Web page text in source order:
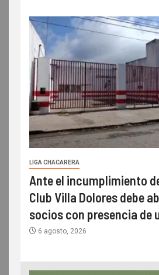
LIGA CHACARERA
Ante el incumplimiento
Club Villa Dolores debe
socios con presencia de
6 agosto, 2026